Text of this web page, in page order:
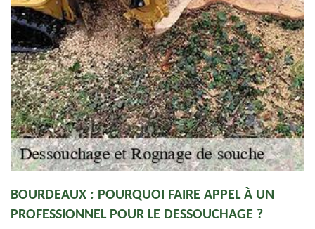
BOURDEAUX : POURQUOI FAIRE APPEL À UN
PROFESSIONNEL POUR LE DESSOUCHAGE ?